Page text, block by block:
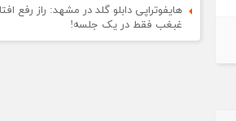
هایفوتراپی دابلو گلد در مشهد: راز رفع
غبغب فقط در یک جلسه!